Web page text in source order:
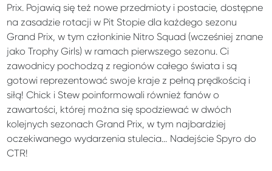
Prix. Pojawią się też nowe przedmioty i postacie, dostępne
na zasadzie rotacji w Pit Stopie dla każdego sezonu
Grand Prix, w tym członkinie Nitro Squad (wcześniej znane
jako Trophy Girls) w ramach pierwszego sezonu. Ci
zawodnicy pochodzą z regionów całego świata i są
gotowi reprezentować swoje kraje z pełną prędkością i
siłą! Chick i Stew poinformowali również fanów o
zawartości, której można się spodziewać w dwóch
kolejnych sezonach Grand Prix, w tym najbardziej
oczekiwanego wydarzenia stulecia… Nadejście Spyro do
CTR!